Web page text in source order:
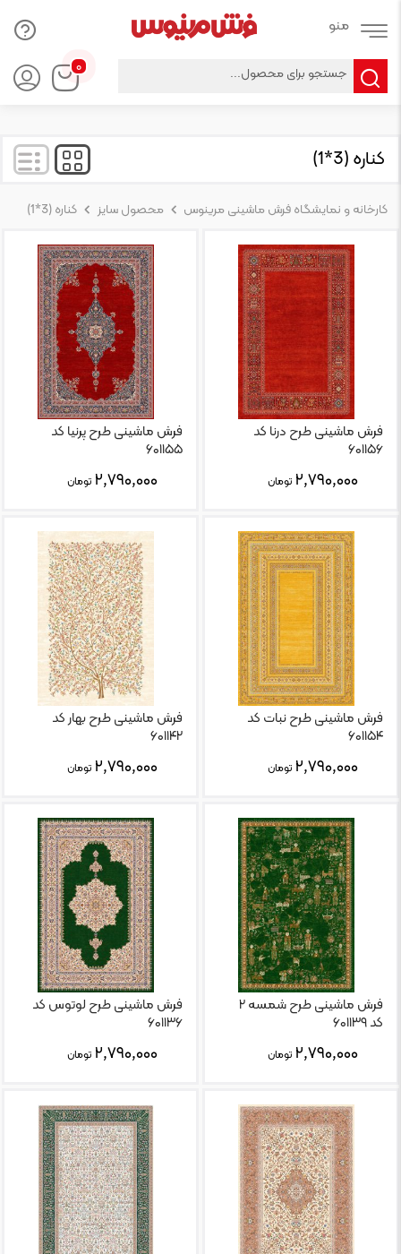
۰
Products
search
کناره (3*1)
کارخانه و نمایشگاه فرش ماشینی مرینوس محصول سایز کناره (3*1)
فرش ماشینی طرح درنا کد
۶۰۱۱۵۶
۲,۷۹۰,۰۰۰ تومان
فرش ماشینی طرح پرنیا کد
۶۰۱۱۵۵
۲,۷۹۰,۰۰۰ تومان
فرش ماشینی طرح نبات کد
۶۰۱۱۵۴
۲,۷۹۰,۰۰۰ تومان
فرش ماشینی طرح بهار کد
۶۰۱۱۴۲
۲,۷۹۰,۰۰۰ تومان
فرش ماشینی طرح شمسه ۲
کد ۶۰۱۱۳۹
۲,۷۹۰,۰۰۰ تومان
فرش ماشینی طرح لوتوس کد
۶۰۱۱۳۶
۲,۷۹۰,۰۰۰ تومان